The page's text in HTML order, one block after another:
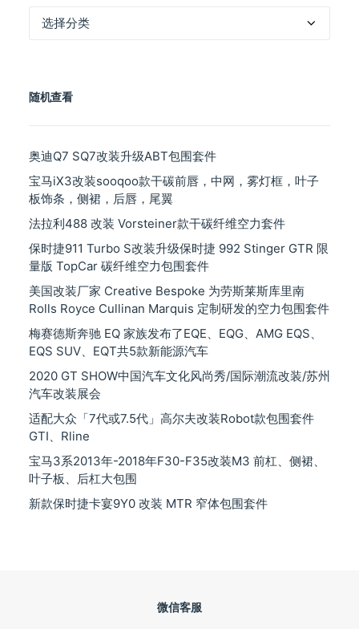
随机查看
奥迪Q7 SQ7改装升级ABT包围套件
宝马iX3改装sooqoo款干碳前唇，中网，雾灯框，叶子
板饰条，侧裙，后唇，尾翼
法拉利488 改装 Vorsteiner款干碳纤维空力套件
保时捷911 Turbo S改装升级保时捷 992 Stinger GTR 限
量版 TopCar 碳纤维空力包围套件
美国改装厂家 Creative Bespoke 为劳斯莱斯库里南
Rolls Royce Cullinan Marquis 定制研发的空力包围套件
梅赛德斯奔驰 EQ 家族发布了EQE、EQG、AMG EQS、
EQS SUV、EQT共5款新能源汽车
2020 GT SHOW中国汽车文化风尚秀/国际潮流改装/苏州
汽车改装展会
适配大众「7代或7.5代」高尔夫改装Robot款包围套件
GTI、Rline
宝马3系2013年-2018年F30-F35改装M3 前杠、侧裙、
叶子板、后杠大包围
新款保时捷卡宴9Y0 改装 MTR 窄体包围套件
微信客服